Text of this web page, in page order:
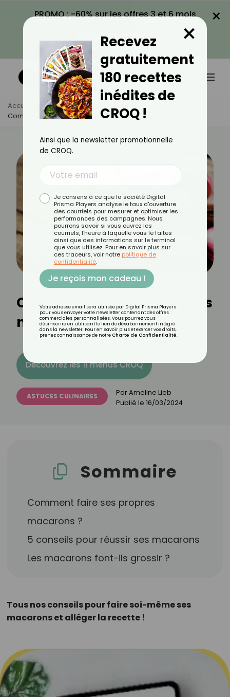
PROMO : -60% sur les offres 3 et 6 mois
VOIR LA PROMO
×
Accueil Actus
Astuces Culinaires
Comment Faire Ses Propres Macarons ?
Comment faire ses propres
macarons ?
Découvrez les 11 menus CROQ
ASTUCES CULINAIRES ParAmeline Lieb
Publié le 16/03/2024
Sommaire
Comment faire ses propres
macarons ?
5 conseils pour réussir ses macarons
Les macarons font-ils grossir ?
Tous nos conseils pour faire soi-même ses
macarons et alléger la recette !
Recevez
gratuitement
180 recettes
inédites de
CROQ !
×
Ainsi que la newsletter promotionnelle
de CROQ.
Je consens à ce que la société Digital
Prisma Players analyse le taux d'ouverture
des courriels pour mesurer et optimiser les
performances des campagnes. Nous
pourrons savoir si vous ouvrez les
courriels, l'heure à laquelle vous le faites
ainsi que des informations sur le terminal
que vous utilisez. Pour en savoir plus sur
ces traceurs, voir notre politique de
confidentialité.
Je reçois mon cadeau !
Votre adresse email sera utilisée par Digital Prisma Players
pour vous envoyer votre newsletter contenant des offres
commerciales personnalisées. Vous pourrez vous
désinscrire en utilisant le lien de désabonnement intégré
dans la newsletter. Pour en savoir plus et exercer vos droits,
prenez connaissance de notre Charte de Confidentialité.